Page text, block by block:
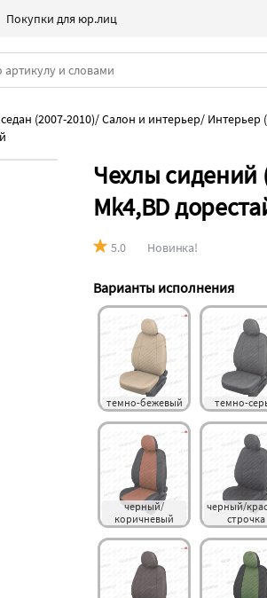
Покупки для юр.лиц
(2007-2010)/Салон и интерьер/ Интерьер
Чехлы сидений
Mk4,BD
5.0 Новинка!
Варианты исполнения
темно-бежевый темно-
черный/
коричневый
черный/
строчка